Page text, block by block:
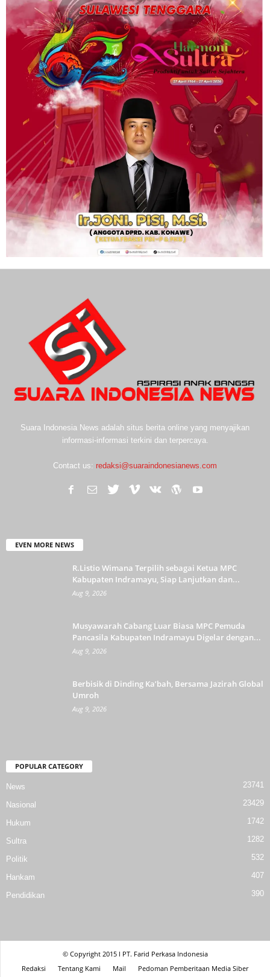
Suara Indonesia News adalah situs berita online yang menyajikan
informasi-informasi terkini dan terpercaya.
Contact us: redaksi@suaraindonesianews.com
EVEN MORE NEWS
R.Listio Wimana Terpilih sebagai Ketua MPC
Kabupaten Indramayu, Siap Lanjutkan dan...
Aug 9, 2026
Musyawarah Cabang Luar Biasa MPC Pemuda
Pancasila Kabupaten Indramayu Digelar dengan...
Aug 9, 2026
Berbisik di Dinding Ka’bah, Bersama Jazirah Global
Umroh
Aug 9, 2026
POPULAR CATEGORY
News 23741
Nasional 23429
Hukum 1742
Sultra 1282
Politik 532
Hankam 407
Pendidikan 390
© Copyright 2015 l PT. Farid Perkasa Indonesia
Redaksi
Tentang Kami Mail Pedoman Pemberitaan Media Siber